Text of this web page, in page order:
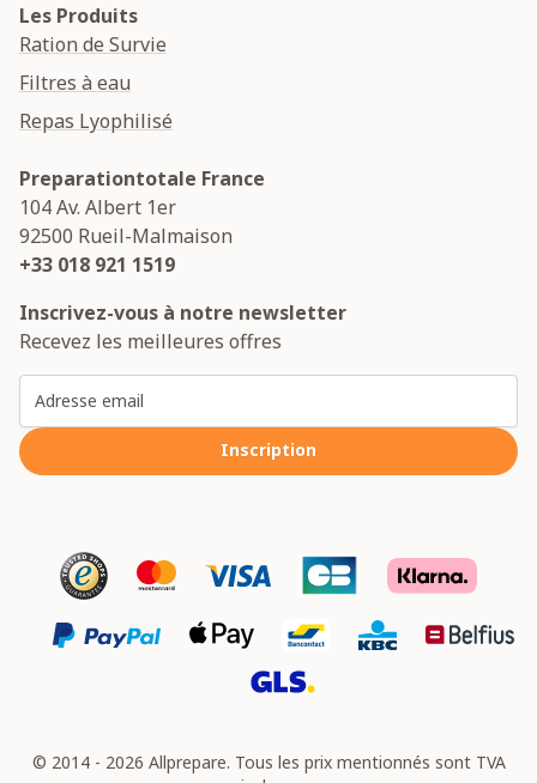
Les Produits
Ration de Survie
Filtres à eau
Repas Lyophilisé
Preparationtotale France
104 Av. Albert 1er
92500 Rueil-Malmaison
+33 018 921 1519
Inscrivez-vous à notre newsletter
Recevez les meilleures offres
Inscription
© 2014 - 2026 Allprepare. Tous les prix mentionnés sont TVA